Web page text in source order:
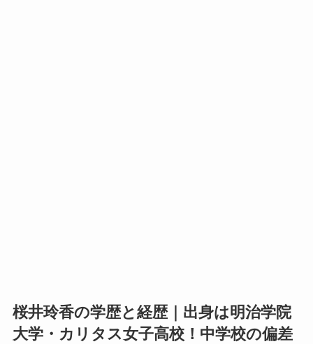
桜井玲香の学歴と経歴｜出身は明治学院
大学・カリタス女子高校！中学校の偏差